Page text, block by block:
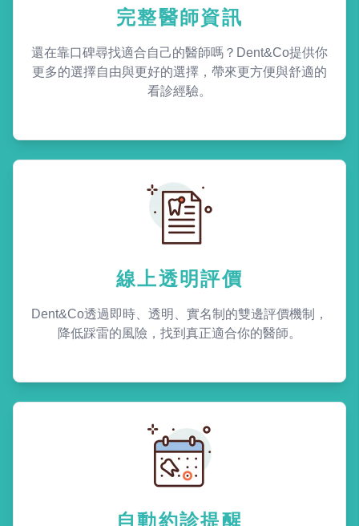
完整醫師資訊
還在靠口碑尋找適合自己的醫師嗎？Dent&Co提供你
更多的選擇自由與更好的選擇，帶來更方便與舒適的
看診經驗。
線上透明評價
Dent&Co透過即時、透明、實名制的雙邊評價機制，
降低踩雷的風險，找到真正適合你的醫師。
自動約診提醒